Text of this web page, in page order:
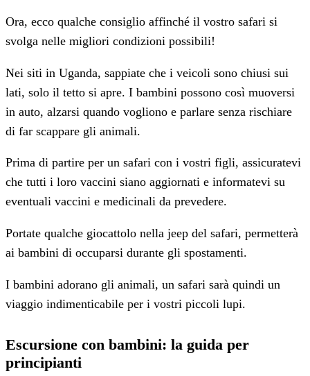
Ora, ecco qualche consiglio affinché il vostro safari si
svolga nelle migliori condizioni possibili!
Nei siti in Uganda, sappiate che i veicoli sono chiusi sui
lati, solo il tetto si apre. I bambini possono così muoversi
in auto, alzarsi quando vogliono e parlare senza rischiare
di far scappare gli animali.
Prima di partire per un safari con i vostri figli, assicuratevi
che tutti i loro vaccini siano aggiornati e informatevi su
eventuali vaccini e medicinali da prevedere.
Portate qualche giocattolo nella jeep del safari, permetterà
ai bambini di occuparsi durante gli spostamenti.
I bambini adorano gli animali, un safari sarà quindi un
viaggio indimenticabile per i vostri piccoli lupi.
Escursione con bambini: la guida per
principianti